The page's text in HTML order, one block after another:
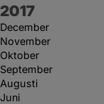
År:
2017
December
November
Oktober
September
Augusti
Juni